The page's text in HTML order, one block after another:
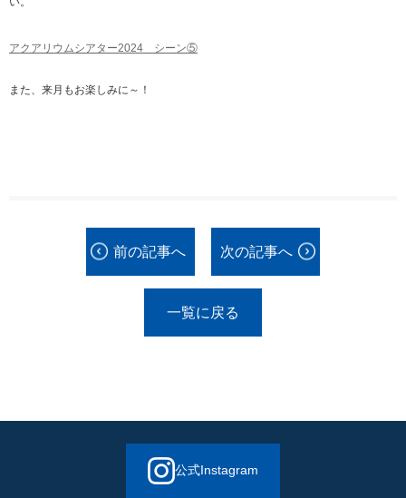
アクアリウムシアター2024 シーン⑤
また、来月もお楽しみに～！
前の記事へ
一覧に戻る
次の記事へ
公式Instagram